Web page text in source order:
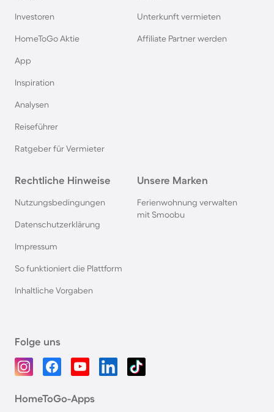
Investoren
HomeToGo Aktie
App
Inspiration
Analysen
Reiseführer
Ratgeber für Vermieter
Unterkunft vermieten
Affiliate Partner werden
Rechtliche Hinweise
Nutzungsbedingungen
Datenschutzerklärung
Impressum
So funktioniert die Plattform
Inhaltliche Vorgaben
Unsere Marken
Ferienwohnung verwalten
mit Smoobu
Folge uns
HomeToGo-Apps